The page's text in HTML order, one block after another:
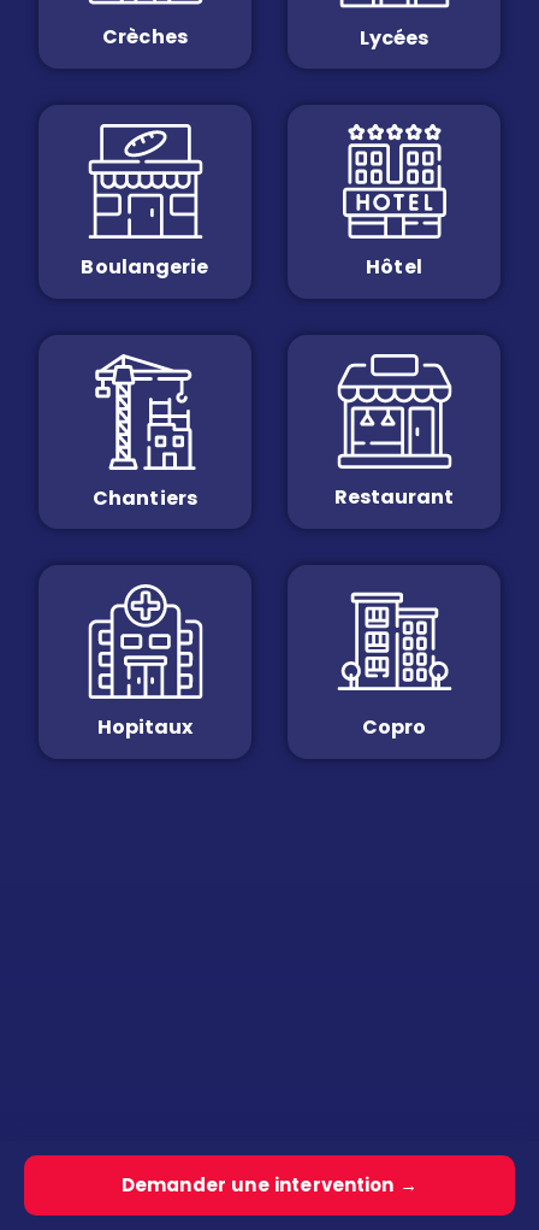
Crèches Lycées
Boulangerie Hôtel
Chantiers Restaurant
Hopitaux Copro
Demander une intervention →